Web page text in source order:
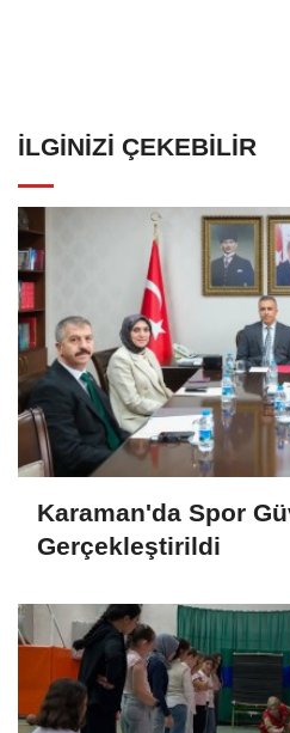
İLGINIZI ÇEKEBILIR
Karaman'da Spor
Gerçekleştirildi